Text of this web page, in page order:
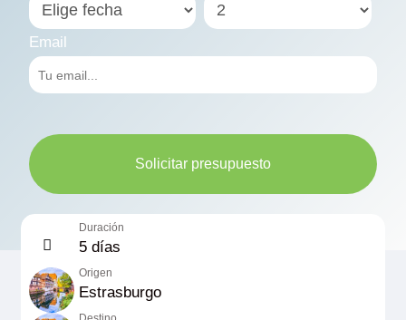
Email
Solicitar presupuesto
Duración
5 días
Origen
Estrasburgo